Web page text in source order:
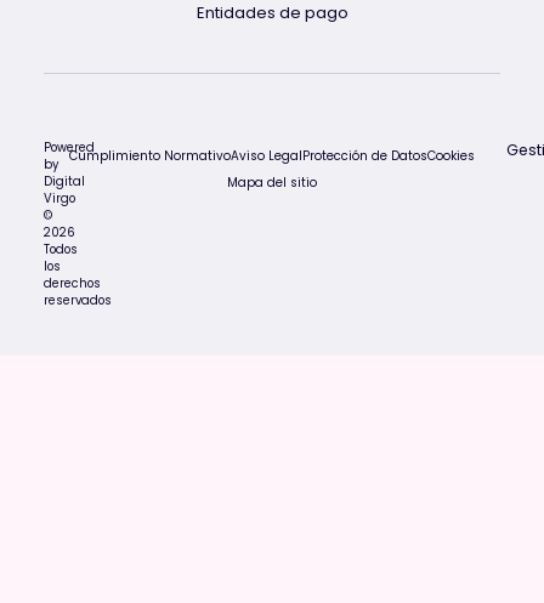
Entidades de pago
Powered
by
Digital
Virgo
©
2026
Todos
los
derechos
reservados
Cumplimiento NormativoAviso LegalProtección de DatosCookies
Mapa del sitio